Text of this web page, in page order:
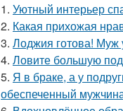
1. Уютный интерьер
2. Какая прихожая
3. Лоджия готова! Муж
4. Ловите большую
5. Я в браке, а у
обеспеченный